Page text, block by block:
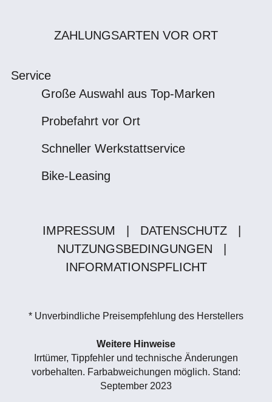
ZAHLUNGSARTEN VOR ORT
Service
Große Auswahl aus Top-Marken
Probefahrt vor Ort
Schneller Werkstattservice
Bike-Leasing
IMPRESSUM DATENSCHUTZ
NUTZUNGSBEDINGUNGEN
INFORMATIONSPFLICHT
* Unverbindliche Preisempfehlung des Herstellers
Weitere Hinweise
Irrtümer, Tippfehler und technische Änderungen
vorbehalten. Farbabweichungen möglich. Stand:
September 2023